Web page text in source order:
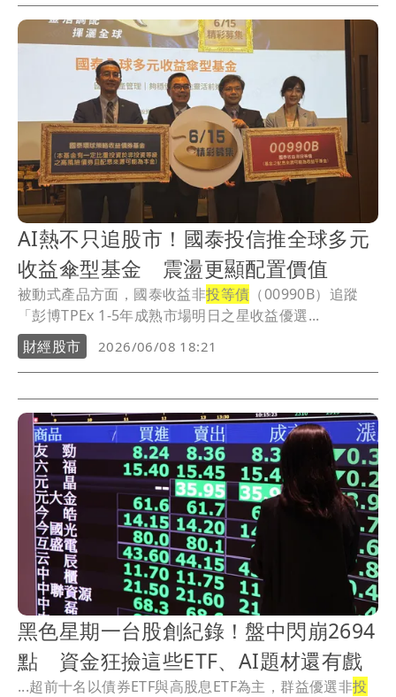
AI熱不只追股市！國泰投信推全球多元
收益傘型基金 震盪更顯配置價值
被動式產品方面，國泰收益非投等債 （00990B）追蹤
「彭博TPEx 1-5年成熟市場明日之星收益優選...
財經股市
2026/06/08 18:21
黑色星期一台股創紀錄！盤中閃崩2694
點 資金狂撿這些ETF、AI題材還有戲
...超前十名以債券ETF與高股息ETF為主，群益優選非投